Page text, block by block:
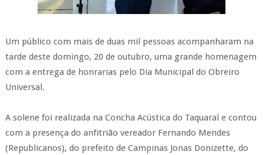
Um público com mais de duas mil pessoas acompanharam na
tarde deste domingo, 20 de outubro, uma grande homenagem
com a entrega de honrarias pelo Dia Municipal do Obreiro
Universal.
A solene foi realizada na Concha Acústica do Taquaral e contou
com a presença do anfitrião vereador Fernando Mendes
(Republicanos), do prefeito de Campinas Jonas Donizette, do